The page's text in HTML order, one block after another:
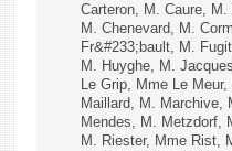
Carteron, M. Caure,
M. Chenevard, M.
Fr&#233;bault, M.
M. Huyghe, M.
Le Grip, Mme Le
Maillard, M. Marchive,
Mendes, M. Metzdorf,
M. Riester, Mme Rist,